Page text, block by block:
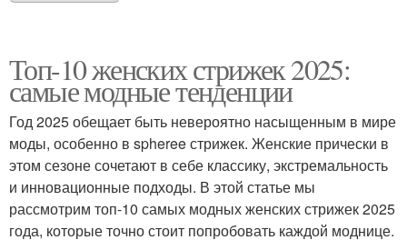
Топ-10 женских стрижек 2025:
самые модные тенденции
Год 2025 обещает быть невероятно насыщенным в мире
моды, особенно в spheree стрижек. Женские прически в
этом сезоне сочетают в себе классику, экстремальность
и инновационные подходы. В этой статье мы
рассмотрим топ-10 самых модных женских стрижек 2025
года, которые точно стоит попробовать каждой моднице.